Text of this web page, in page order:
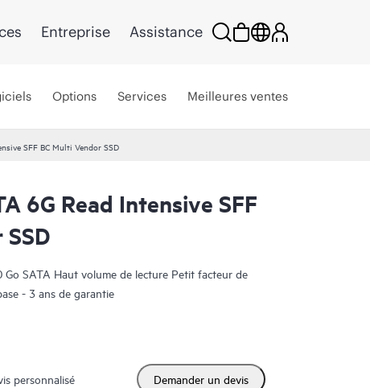
Entreprise Assistance
Options Services Meilleures ventes
SFF BC Multi Vendor SSD
6G Read Intensive SFF
SATA Haut volume de lecture Petit facteur de
- 3 ans de garantie
personnalisé Demander un devis